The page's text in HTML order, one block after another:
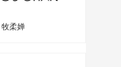
牧柔婵